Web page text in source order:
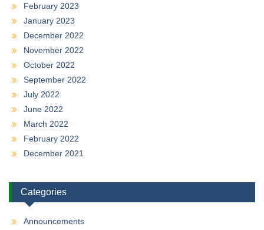
February 2023
January 2023
December 2022
November 2022
October 2022
September 2022
July 2022
June 2022
March 2022
February 2022
December 2021
Categories
Announcements